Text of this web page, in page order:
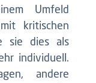
Umfeld
kritischen
sie dies als
individuell.
andere